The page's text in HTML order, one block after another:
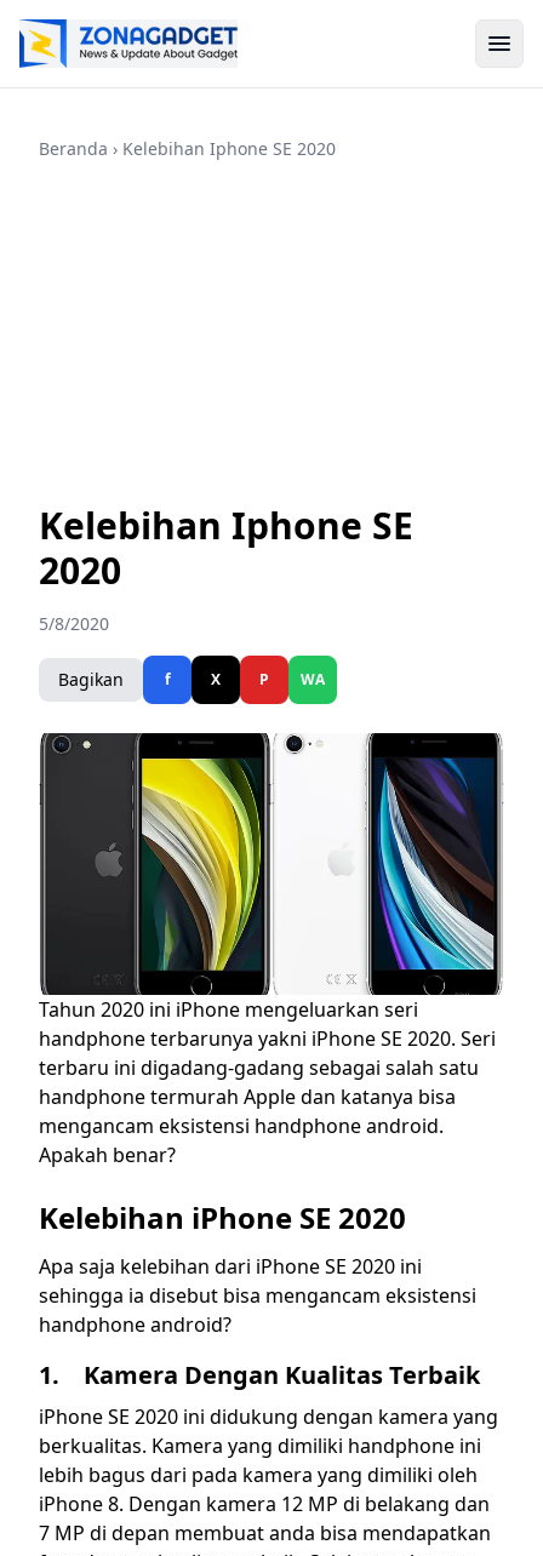
Beranda › Kelebihan Iphone SE 2020
Kelebihan Iphone SE
2020
5/8/2020
Bagikan f X P WA
Tahun 2020 ini iPhone mengeluarkan seri
handphone terbarunya yakni iPhone SE 2020. Seri
terbaru ini digadang-gadang sebagai salah satu
handphone termurah Apple dan katanya bisa
mengancam eksistensi handphone android.
Apakah benar?
Kelebihan iPhone SE 2020
Apa saja kelebihan dari iPhone SE 2020 ini
sehingga ia disebut bisa mengancam eksistensi
handphone android?
1. Kamera Dengan Kualitas Terbaik
iPhone SE 2020 ini didukung dengan kamera yang
berkualitas. Kamera yang dimiliki handphone ini
lebih bagus dari pada kamera yang dimiliki oleh
iPhone 8. Dengan kamera 12 MP di belakang dan
7 MP di depan membuat anda bisa mendapatkan